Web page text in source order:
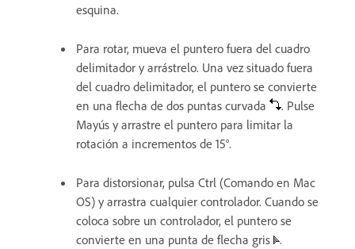
esquina.
Para rotar, mueva el puntero fuera del cuadro
delimitador y arrástrelo. Una vez situado fuera
del cuadro delimitador, el puntero se convierte
en una flecha de dos puntas curvada
. Pulse
Mayús y arrastre el puntero para limitar la
rotación a incrementos de 15°.
Para distorsionar, pulsa Ctrl (Comando en Mac
OS) y arrastra cualquier controlador. Cuando se
coloca sobre un controlador, el puntero se
convierte en una punta de flecha gris .